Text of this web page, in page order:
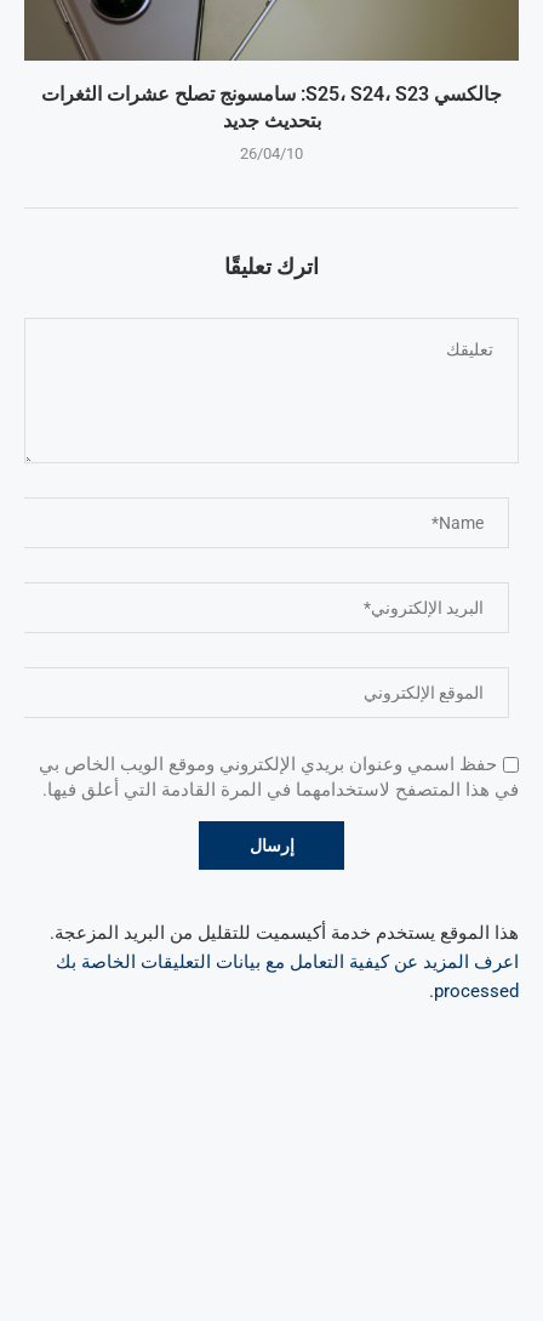
جالكسي S25، S24، S23: سامسونج تصلح عشرات الثغرات
بتحديث جديد
26/04/10
اترك تعليقًا
حفظ اسمي وعنوان بريدي الإلكتروني وموقع الويب الخاص بي
في هذا المتصفح لاستخدامهما في المرة القادمة التي أعلق فيها.
هذا الموقع يستخدم خدمة أكيسميت للتقليل من البريد المزعجة.
اعرف المزيد عن كيفية التعامل مع بيانات التعليقات الخاصة بك
processed
.